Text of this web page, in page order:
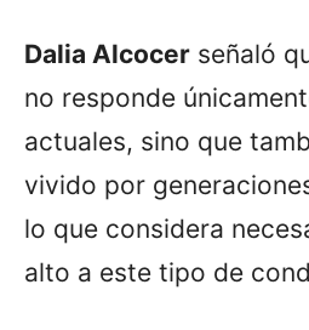
Dalia Alcocer señaló
no responde
actuales, sino que
vivido por
lo que considera
alto a este tipo de